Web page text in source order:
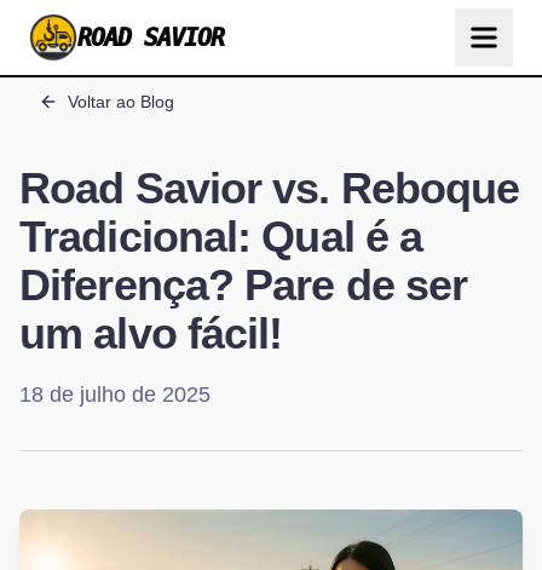
ROAD SAVIOR
Voltar ao Blog
Road Savior vs. Reboque
Tradicional: Qual é a
Diferença? Pare de ser
um alvo fácil!
18 de julho de 2025